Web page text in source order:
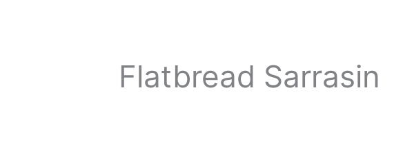
Flatbread Sarrasin